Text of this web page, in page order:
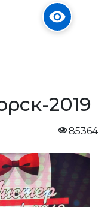
2019
85364